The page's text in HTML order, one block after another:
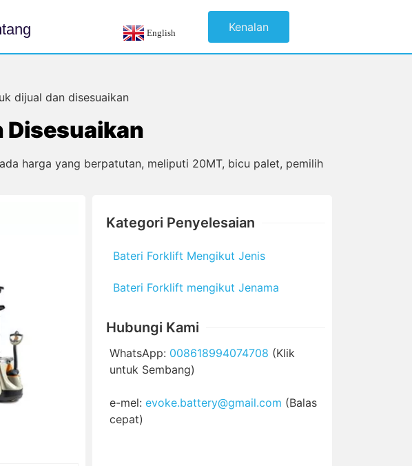
English Kenalan
dijual dan disesuaikan
Disesuaikan
harga yang berpatutan, meliputi 20MT, bicu palet, pemilih
Kategori Penyelesaian
Bateri Forklift Mengikut Jenis
Bateri Forklift mengikut Jenama
Hubungi Kami
WhatsApp: 008618994074708 (Klik
untuk Sembang)
e-mel: evoke.battery@gmail.com (Balas
cepat)